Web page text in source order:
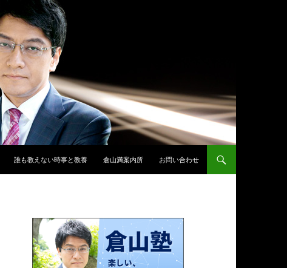
誰も教えない時事と教養 倉山満案内所 お問い合わせ